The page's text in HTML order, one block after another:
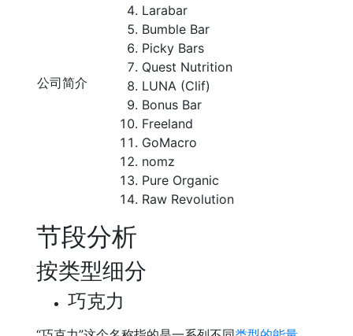
公司简介
Larabar
Bumble Bar
Picky Bars
Quest Nutrition
LUNA (Clif)
Bonus Bar
Freeland
GoMacro
nomz
Pure Organic
Raw Revolution
节段分析
按类型细分
巧克力